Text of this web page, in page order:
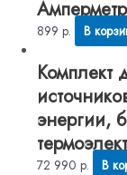
899р. В
Комплект
энергии,
72 990р. В